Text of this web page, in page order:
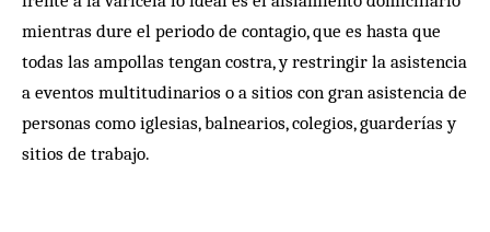
mientras dure el periodo de contagio, que es hasta que
todas las ampollas tengan costra, y restringir la asistencia
a eventos multitudinarios o a sitios con gran asistencia de
personas como iglesias, balnearios, colegios, guarderías y
sitios de trabajo.